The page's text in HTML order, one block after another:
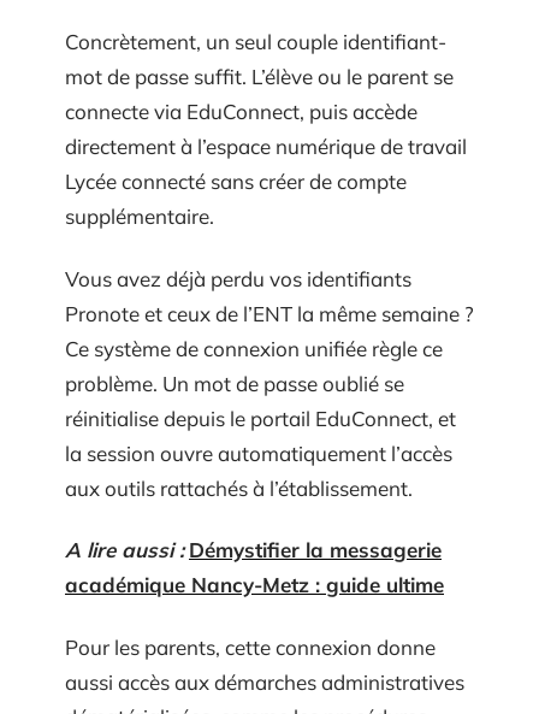
Concrètement, un seul couple identifiant-
mot de passe suffit. L’élève ou le parent se
connecte via EduConnect, puis accède
directement à l’espace numérique de travail
Lycée connecté sans créer de compte
supplémentaire.
Vous avez déjà perdu vos identifiants
Pronote et ceux de l’ENT la même semaine ?
Ce système de connexion unifiée règle ce
problème. Un mot de passe oublié se
réinitialise depuis le portail EduConnect, et
la session ouvre automatiquement l’accès
aux outils rattachés à l’établissement.
A lire aussi : Démystifier la messagerie
académique Nancy-Metz : guide ultime
Pour les parents, cette connexion donne
aussi accès aux démarches administratives